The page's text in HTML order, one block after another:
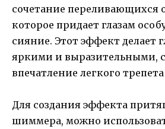
сочетание переливающихся
которое придает глазам
сияние. Этот эффект делает
яркими и выразительными,
впечатление легкого
Для создания эффекта
шиммера, можно